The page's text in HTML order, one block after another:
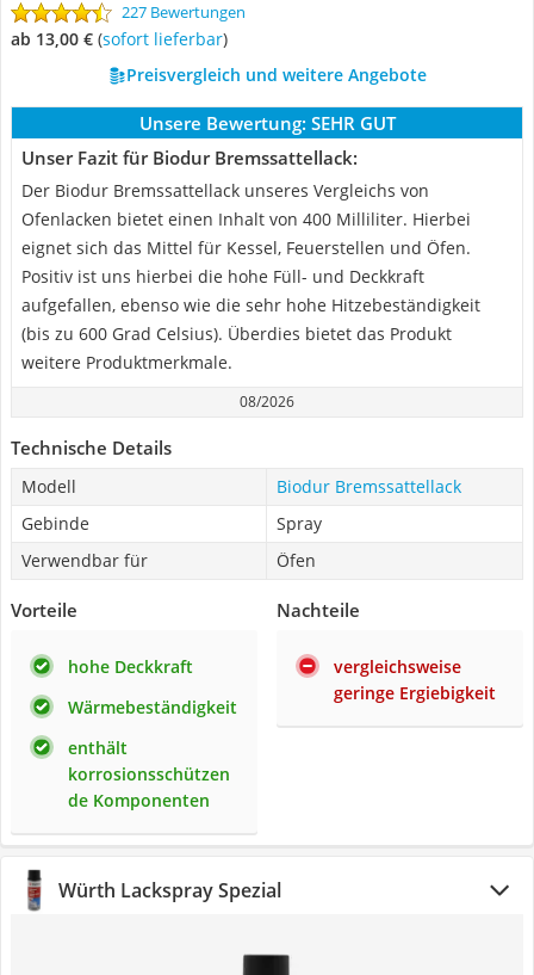
227 Bewertungen
ab 13,00 € ( Sofort lieferbar)
Preisvergleich und weitere Angebote
Unsere Bewertung: SEHR GUT
Unser Fazit für Biodur Bremssattellack:
Der Biodur Bremssattellack unseres Vergleichs von
Ofenlacken bietet einen Inhalt von 400 Milliliter. Hierbei
eignet sich das Mittel für Kessel, Feuerstellen und Öfen.
Positiv ist uns hierbei die hohe Füll- und Deckkraft
aufgefallen, ebenso wie die sehr hohe Hitzebeständigkeit
(bis zu 600 Grad Celsius). Überdies bietet das Produkt
weitere Produktmerkmale.
08/2026
Technische Details
Modell
Biodur Bremssattellack
Gebinde
Spray
Verwendbar für
Öfen
Vorteile
hohe Deckkraft
Wärmebeständigkeit
enthält
korrosionsschützen
de Komponenten
Nachteile
vergleichsweise
geringe Ergiebigkeit
Würth Lackspray Spezial